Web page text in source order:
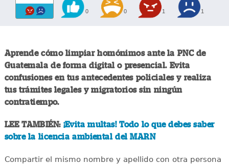
0 0 1 1
Aprende cómo limpiar homónimos ante la PNC de
Guatemala de forma digital o presencial. Evita
confusiones en tus antecedentes policiales y realiza
tus trámites legales y migratorios sin ningún
contratiempo.
LEE TAMBIÉN: ¡Evita multas! Todo lo que debes saber
sobre la licencia ambiental del MARN
Compartir el mismo nombre y apellido con otra persona